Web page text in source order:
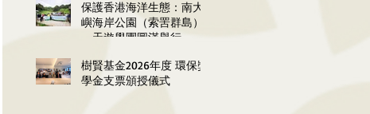
保護香港海洋生態：南大
嶼海岸公園（索罟群島）
一天遊學團圓滿舉行
樹賢基金2026年度 環保獎
學金支票頒授儀式